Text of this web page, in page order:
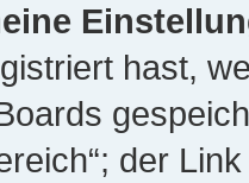
hast,
der